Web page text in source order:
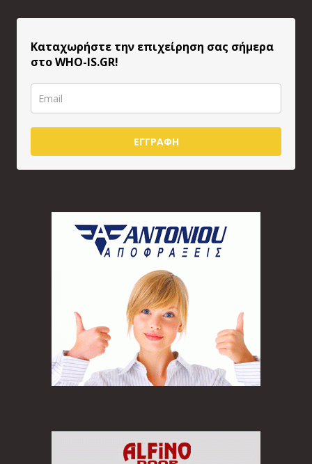
Καταχωρήστε την επιχείρηση σας σήμερα
στο WHO-IS.GR!
ΕΓΓΡΑΦΗ